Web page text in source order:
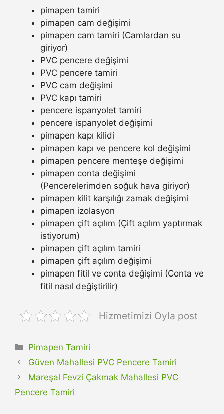
pimapen tamiri
pimapen cam değişimi
pimapen cam tamiri (Camlardan su
giriyor)
PVC pencere değişimi
PVC pencere tamiri
PVC cam değişimi
PVC kapı tamiri
pencere ispanyolet tamiri
pencere ispanyolet değişimi
pimapen kapı kilidi
pimapen kapı ve pencere kol değişimi
pimapen pencere menteşe değişimi
pimapen conta değişimi
(Pencerelerimden soğuk hava giriyor)
pimapen kilit karşılığı zamak değişimi
pimapen izolasyon
pimapen çift açılım (Çift açılım yaptırmak
istiyorum)
pimapen çift açılım tamiri
pimapen çift açılım değişimi
pimapen fitil ve conta değişimi (Conta ve
fitil nasıl değiştirilir)
Hizmetimizi Oyla post
Kategoriler
Pimapen Tamiri
Güven Mahallesi PVC Pencere Tamiri
Mareşal Fevzi Çakmak Mahallesi PVC
Pencere Tamiri